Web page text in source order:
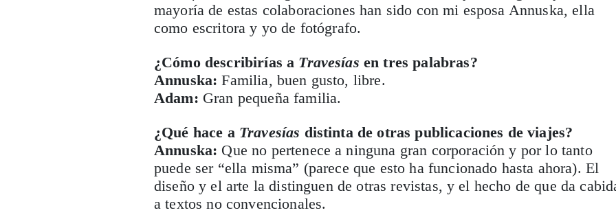
mayoría de estas colaboraciones han sido con mi esposa Annuska, ella
como escritora y yo de fotógrafo.
¿Cómo describirías a Travesías en tres palabras?
Annuska:Familia, buen gusto, libre.
Adam: Gran pequeña familia.
¿Qué hace a Travesías distinta de otras publicaciones de viajes?
Annuska: Que no pertenece a ninguna gran corporación y por lo tanto
puede ser “ella misma” (parece que esto ha funcionado hasta ahora). El
diseño y el arte la distinguen de otras revistas, y el hecho de que da
a textos no convencionales.